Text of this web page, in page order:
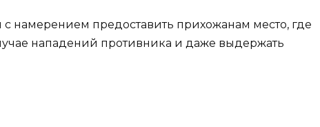
намерением предоставить прихожанам место, где
нападений противника и даже выдержать